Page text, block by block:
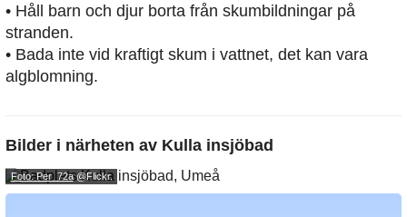
• Håll barn och djur borta från skumbildningar på
stranden.
• Bada inte vid kraftigt skum i vattnet, det kan vara
algblomning.
Bilder i närheten av Kulla insjöbad
Foto: Per_72a@Flickr.